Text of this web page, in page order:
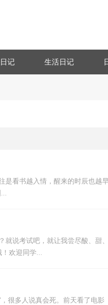
记 生活日记
书越入情，醒来的时辰也越早
说考试吧，就让我尝尽酸、甜
欢迎同学...
很多人说真会死。前天看了电影